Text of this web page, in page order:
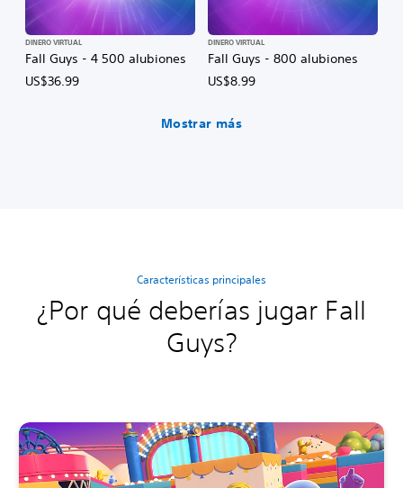
Fall Guys - 4 500 alubiones
DINERO VIRTUAL
US$36.99
Fall Guys - 800 alubiones
DINERO VIRTUAL
US$8.99
Mostrar más
Características principales
¿Por qué deberías jugar Fall
Guys?